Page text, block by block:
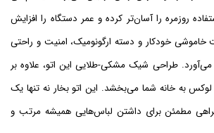
روزمره را آسان‌تر کرده و عمر دستگاه را افزایش
خاموشی خودکار و دسته ارگونومیک، امنیت و راحتی
می‌آورد. طراحی شیک مشکی-طلایی این اتو، علاوه بر
لوکس به خانه شما می‌بخشد. این اتو بخار نه تنها یک
مطمئن برای داشتن لباس‌هایی همیشه مرتب و